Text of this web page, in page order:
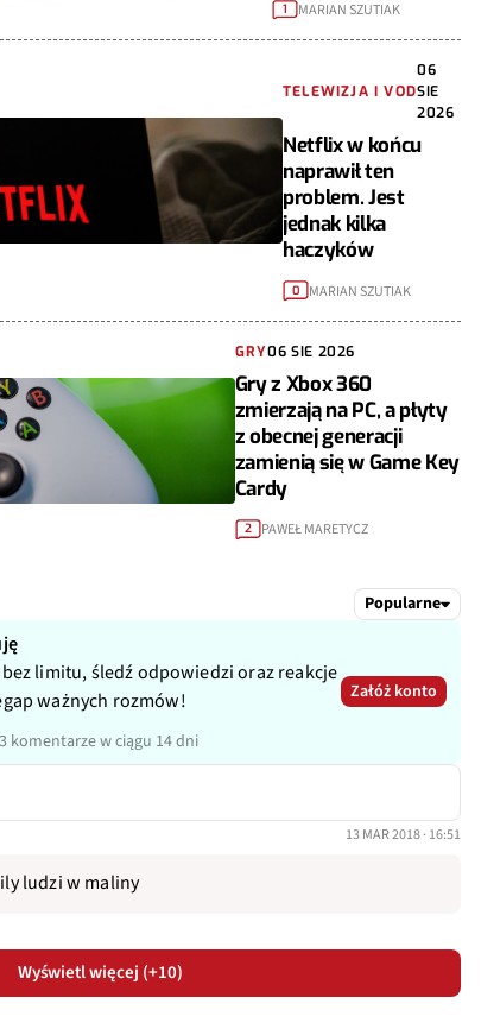
1 MARIAN SZUTIAK
TELEWIZJA I VOD
06
SIE
2026
Netflix w końcu
naprawił ten
problem. Jest
jednak kilka
haczyków
0 MARIAN SZUTIAK
GRY06 SIE 2026
Gry z Xbox 360
zmierzają na PC, a płyty
z obecnej generacji
zamienią się w Game Key
Cardy
2 PAWEŁ MARETYCZ
Popularne
limitu, śledź odpowiedzi oraz reakcje
ważnych rozmów!
komentarze w ciągu 14 dni
Załóż konto
13 MAR 2018 · 16:51
ludzi w maliny
Wyświetl więcej (+10)